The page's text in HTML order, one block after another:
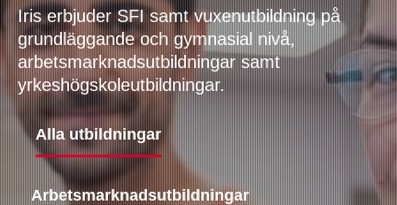
Iris erbjuder SFI samt vuxenutbildning på
grundläggande och gymnasial nivå,
arbetsmarknadsutbildningar samt
yrkeshögskoleutbildningar.
Alla utbildningar
Arbetsmarknadsutbildningar